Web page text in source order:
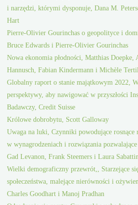
i narzędzi, którymi dysponuje, Dana M.
Hart
Pierre-Olivier Gourinchas o geopolityce i
Bruce Edwards i Pierre-Olivier Gourinchas
Nowa ekonomia płodności, Matthias Doepke,
Hannusch, Fabian Kindermann i Michèle
Globalny raport o stanie majątkowym 2022,
perspektywy, aby nawigować w przyszłości
Badawczy, Credit Suisse
Królowe dobrobytu, Scott Galloway
Uwaga na luki, Czynniki powodujące rosnące
w wynagrodzeniach i rozwiązania
Gad Levanon, Frank Steemers i Laura
Wielki demograficzny przewrót,, Starzejące
społeczeństwa, malejące nierówności i
Charles Goodhart i Manoj Pradhan